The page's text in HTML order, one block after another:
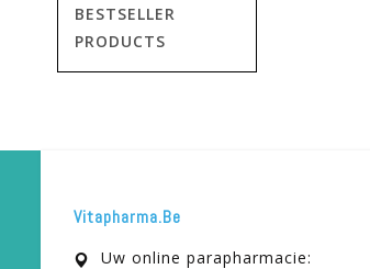
BESTSELLER
PRODUCTS
Vitapharma.be
Uw online parapharmacie: